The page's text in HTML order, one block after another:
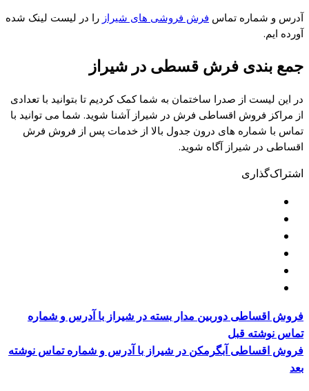
آدرس و شماره تماس فرش فروشی های شیراز را در لیست لینک شده
آورده ایم.
جمع بندی فرش قسطی در شیراز
در این لیست از صدرا ساختمان به شما کمک کردیم تا بتوانید با تعدادی
از مراکز فروش اقساطی فرش در شیراز آشنا شوید. شما می توانید با
تماس با شماره های درون جدول بالا از خدمات پس از فروش فرش
اقساطی در شیراز آگاه شوید.
اشتراک‌گذاری
فروش اقساطی دوربین مدار بسته در شیراز با آدرس و شماره
تماس نوشته قبل
فروش اقساطی آبگرمکن در شیراز با آدرس و شماره تماس نوشته
بعد